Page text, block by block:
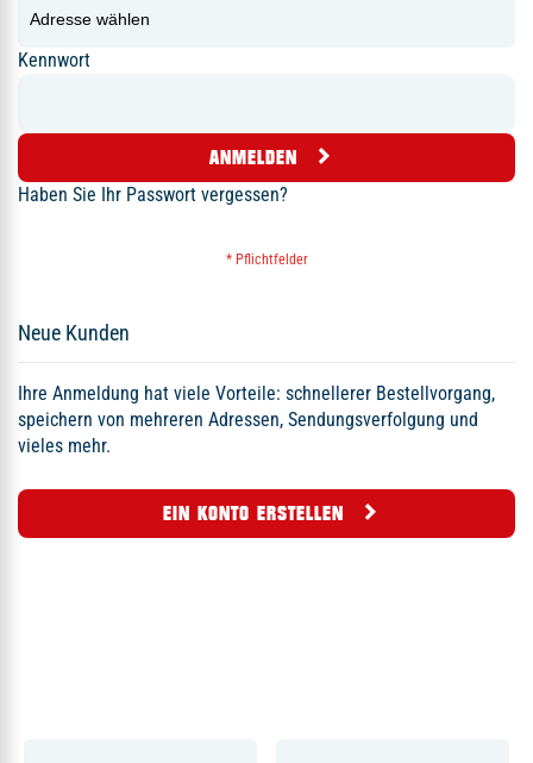
Kennwort
ANMELDEN
Haben Sie Ihr Passwort vergessen?
Neue Kunden
Ihre Anmeldung hat viele Vorteile: schnellerer Bestellvorgang,
speichern von mehreren Adressen, Sendungsverfolgung und
vieles mehr.
EIN KONTO ERSTELLEN